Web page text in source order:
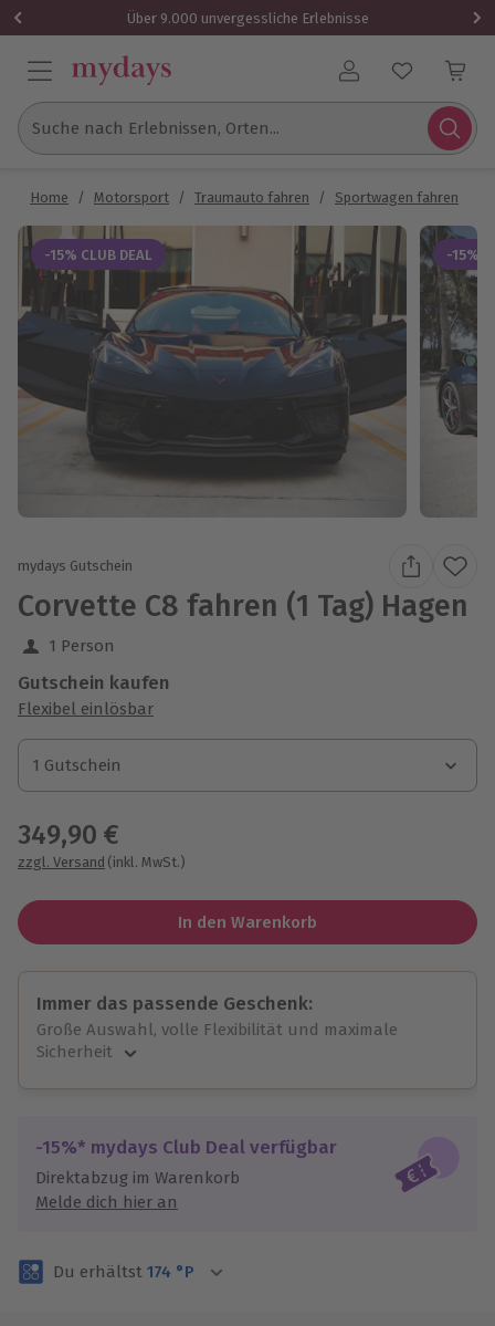
Über 9.000 unvergessliche Erlebnisse
Benutzerkonto
Suche nach Erlebnissen, Orten...
Home / Motorsport / Traumauto fahren / Sportwagen fahren
-15% CLUB DEAL -15%
mydays Gutschein
Corvette C8 fahren (1 Tag) Hagen
1 Person
Gutschein kaufen
Flexibel einlösbar
1 Gutschein
1 Gutschein
1 Gutschein
349,90 €
zzgl. Versand (inkl. MwSt.)
In den Warenkorb
Immer das passende Geschenk:
Große Auswahl, volle Flexibilität und maximale
Sicherheit
Jeder Gutschein für alle Erlebnisse einlösbar.
Maximale Sicherheit
3 Jahre gültig & verlängerbar.
-15%* mydays Club Deal verfügbar
Direktabzug im Warenkorb
Melde dich hier an
Du erhältst 174 °P